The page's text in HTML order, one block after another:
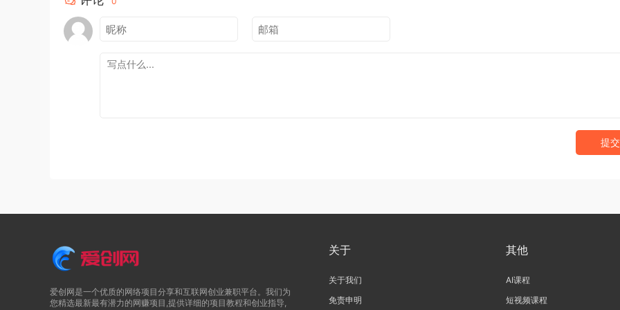
提交
爱创网是一个优质的网络项目分享和互联网创业兼职平台。我们为
您精选最新最有潜力的网赚项目,提供详细的项目教程和创业指导,
关于
关于我们
免责申明
其他
AI课程
短视频课程